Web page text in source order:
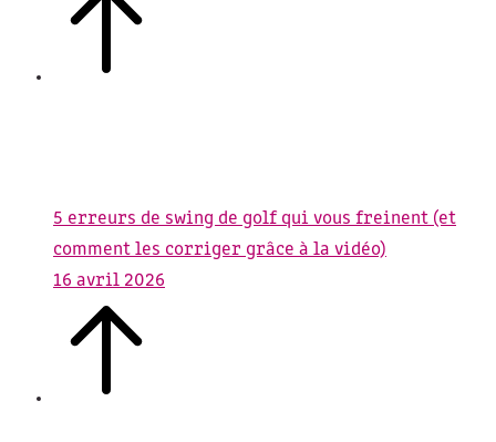
5 erreurs de swing de golf qui vous freinent (et
comment les corriger grâce à la vidéo)
16 avril 2026